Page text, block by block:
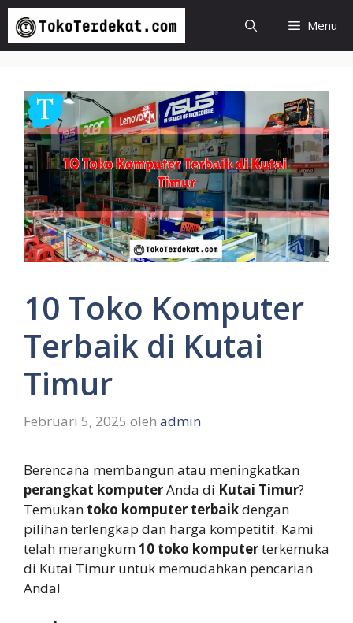
Langsung
isi
Menu
10 Toko Komputer
Terbaik di Kutai
Timur
Februari 5, 2025 oleh admin
Berencana membangun atau meningkatkan
perangkat komputerAnda di Kutai Timur?
Temukan toko komputer terbaikdengan
pilihan terlengkap dan harga kompetitif. Kami
telah merangkum10 toko komputerterkemuka
di Kutai Timur untuk memudahkan pencarian
Anda!